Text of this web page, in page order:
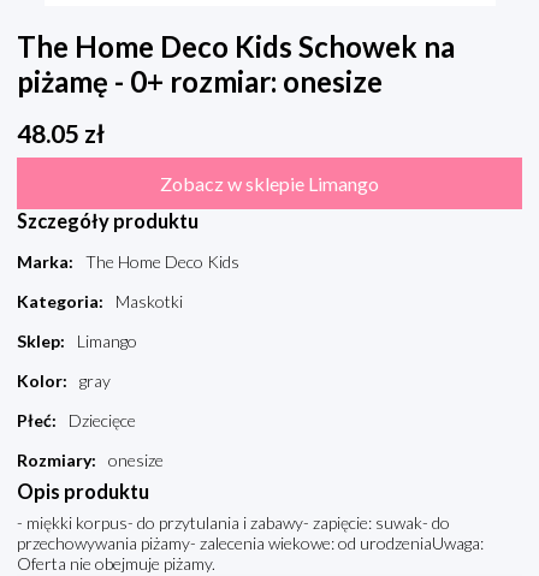
The Home Deco Kids Schowek na
piżamę - 0+ rozmiar: onesize
48.05 zł
Zobacz w sklepie Limango
Szczegóły produktu
Marka:
The Home Deco Kids
Kategoria:
Maskotki
Sklep:
Limango
Kolor:
gray
Płeć:
Dziecięce
Rozmiary: onesize
Opis produktu
- miękki korpus- do przytulania i zabawy- zapięcie: suwak- do
przechowywania piżamy- zalecenia wiekowe: od urodzeniaUwaga:
Oferta nie obejmuje piżamy.